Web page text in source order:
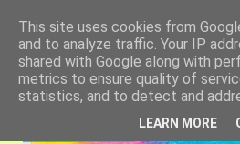
This site uses cookies from
and to analyze traffic. Your IP
shared with Google along with
metrics to ensure quality of
statistics, and to detect and
LEARN MORE